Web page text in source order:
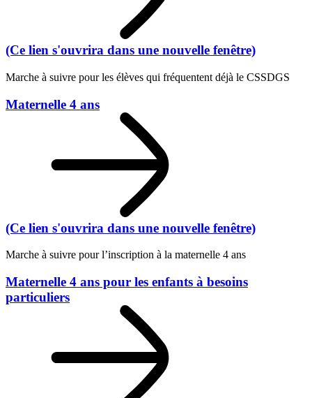
(Ce lien s'ouvrira dans une nouvelle fenêtre)
Marche à suivre pour les élèves qui fréquentent déjà le CSSDGS
Maternelle 4 ans
(Ce lien s'ouvrira dans une nouvelle fenêtre)
Marche à suivre pour l’inscription à la maternelle 4 ans
Maternelle 4 ans pour les enfants à besoins
particuliers